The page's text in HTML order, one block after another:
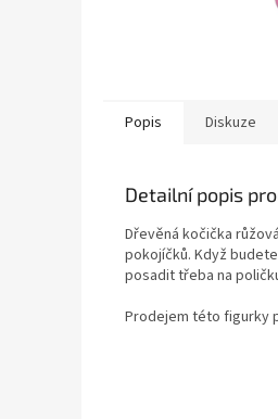
Popis Diskuze
Detailní popis
Dřevěná kočička
pokojíčků. Když
posadit třeba na
Prodejem této figurky